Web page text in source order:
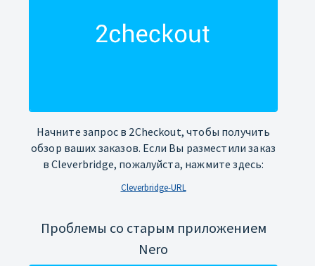
Начните запрос в 2Checkout, чтобы получить
обзор ваших заказов. Если Вы разместили заказ
в Cleverbridge, пожалуйста, нажмите здесь:
Cleverbridge-URL
Проблемы со старым приложением
Nero